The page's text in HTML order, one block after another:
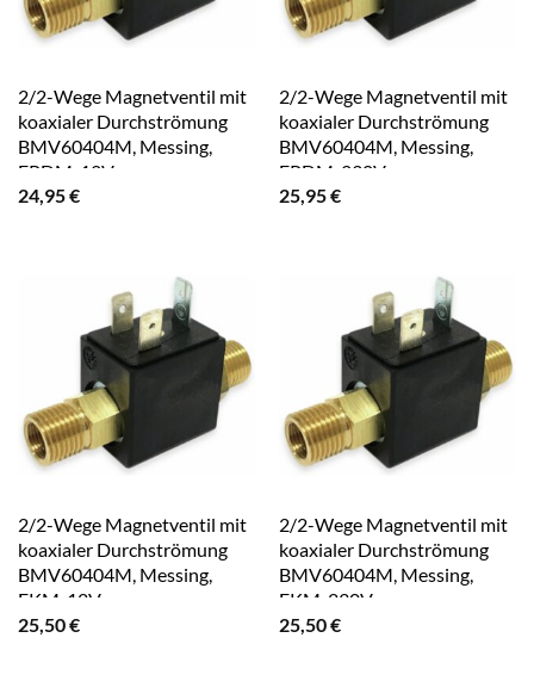
2/2-Wege Magnetventil mit
koaxialer Durchströmung
BMV60404M, Messing,
EPDM, 12V-
24,95€
2/2-Wege Magnetventil mit
koaxialer Durchströmung
BMV60404M, Messing,
EPDM, 230V~
25,95€
2/2-Wege Magnetventil mit
koaxialer Durchströmung
BMV60404M, Messing,
FKM, 12V-
25,50€
2/2-Wege Magnetventil mit
koaxialer Durchströmung
BMV60404M, Messing,
FKM, 230V~
25,50€